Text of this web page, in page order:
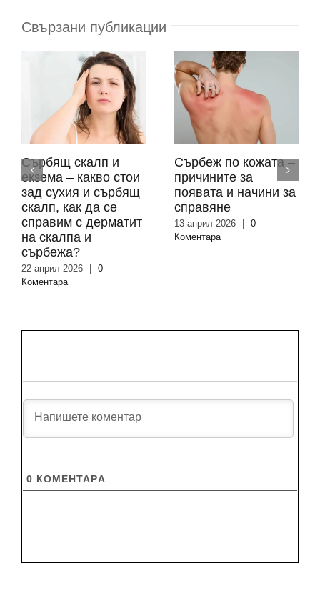
Свързани публикации
Сърбящ скалп и
екзема – какво стои
зад сухия и сърбящ
скалп, как да се
справим с дерматит
на скалпа и
сърбежа?
22 април 2026
0
Коментара
Сърбеж по кожата –
причините за
появата и начини за
справяне
13 април 2026
0
Коментара
0 КОМЕНТАРA